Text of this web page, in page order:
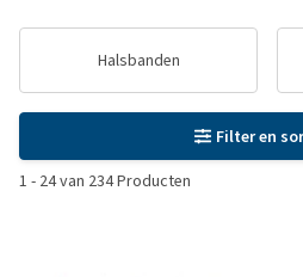
Halsbanden
Filter en
1 - 24van 234Producten